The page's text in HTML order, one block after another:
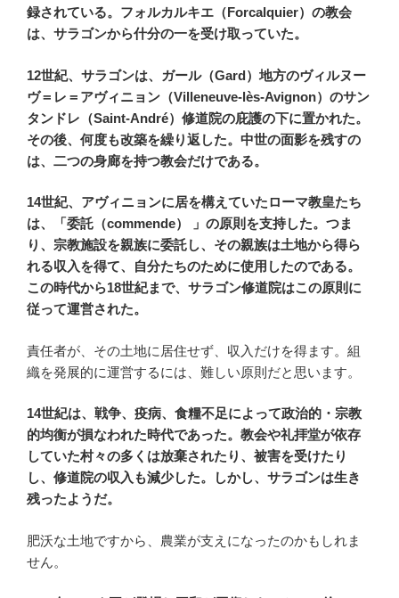
録されている。フォルカルキエ（Forcalquier）の教会
は、サラゴンから什分の一を受け取っていた。
12世紀、 サラゴンは、
ガール（Gard）地方のヴィルヌー
ヴ＝レ＝アヴィニョン（Villeneuve-lès-Avignon）のサン
タンドレ（Saint-André）修道院の庇護の下に置かれた。
その後、何度も改築を繰り返した。中世の面影を残すの
は、二つの身廊を持つ教会だけである。
14世紀、アヴィニョンに居を構えていたローマ教皇たち
は、「委託（commende） 」の原則を支持した。つま
り、宗教施設を親族に委託し、その親族は土地から得ら
れる収入を得て、自分たちのために使用したのである。
この時代から18世紀まで、サラゴン修道院はこの原則に
従って運営された。
責任者が、その土地に居住せず、収入だけを得ます。組
織を発展的に運営するには、難しい原則だと思います。
14世紀は、戦争、疫病、食糧不足によって政治的・宗教
的均衡が損なわれた時代であった。教会や礼拝堂が依存
していた村々の多くは放棄されたり、被害を受けたり
し、修道院の収入も減少した。しかし、サラゴンは生き
残ったようだ。
肥沃な土地ですから、農業が支えになったのかもしれま
せん。